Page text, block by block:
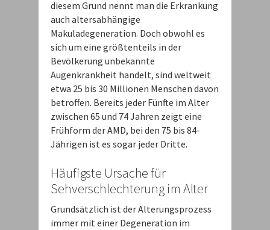
diesem Grund nennt man die Erkrankung
auch altersabhängige
Makuladegeneration. Doch obwohl es
sich um eine größtenteils in der
Bevölkerung unbekannte
Augenkrankheit handelt, sind weltweit
etwa 25 bis 30 Millionen Menschen davon
betroffen. Bereits jeder Fünfte im Alter
zwischen 65 und 74 Jahren zeigt eine
Frühform der AMD, bei den 75 bis 84-
Jährigen ist es sogar jeder Dritte.
Häufigste Ursache für
Sehverschlechterung im Alter
Grundsätzlich ist der Alterungsprozess
immer mit einer Degeneration im